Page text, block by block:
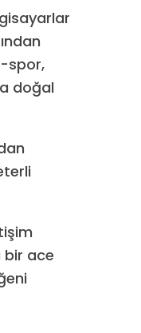
spor,
doğal
bir ace